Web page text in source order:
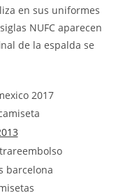
en sus uniformes
NUFC aparecen
de la espalda se